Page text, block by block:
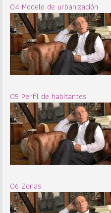
04 Modelo de urbanización
05 Perfil de habitantes
06 Zonas